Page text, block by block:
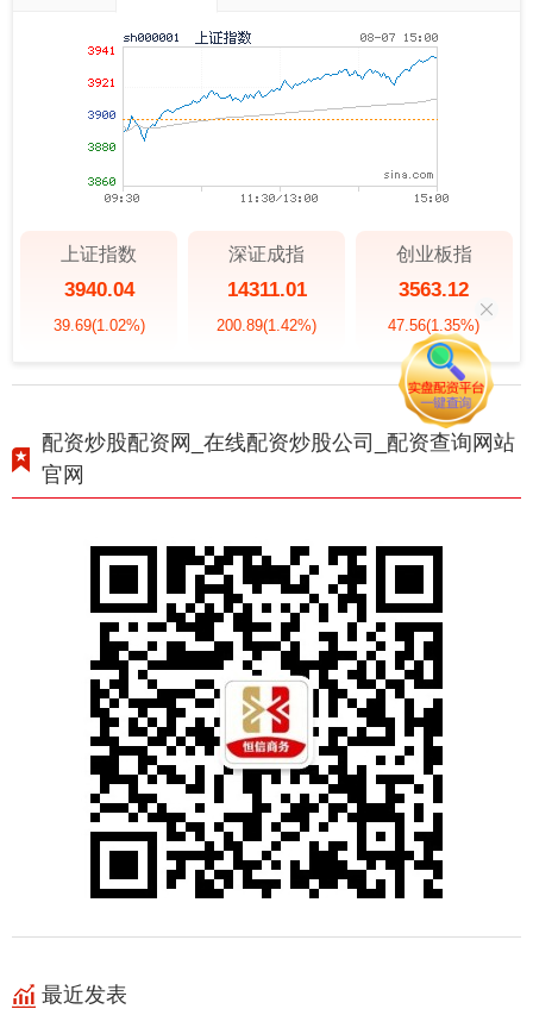
上证指数
3940.04
39.69(1.02%)
深证成指
14311.01
200.89(1.42%)
创业板指
3563.12
47.56(1.35%)
配资炒股配资网_在线配资炒股公司_配资查询网站
官网
最近发表